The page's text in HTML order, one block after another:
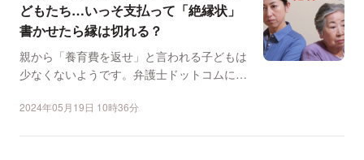
どもたち…いっそ支払って「絶縁状」
書かせたら縁は切れる？
親から「養育費を返せ」と言われる子どもは
少なくないようです。弁護士ドットコムに
2024年05月19日 10時36分